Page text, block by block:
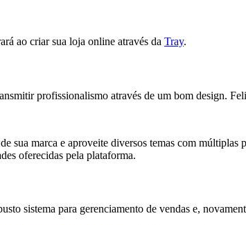
ao criar sua loja online através da Tray.
profissionalismo através de um bom design.
sua marca e aproveite diversos temas com
oferecidas pela plataforma.
sistema para gerenciamento de vendas e,